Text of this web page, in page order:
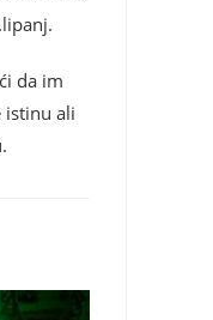
da im
istinu ali